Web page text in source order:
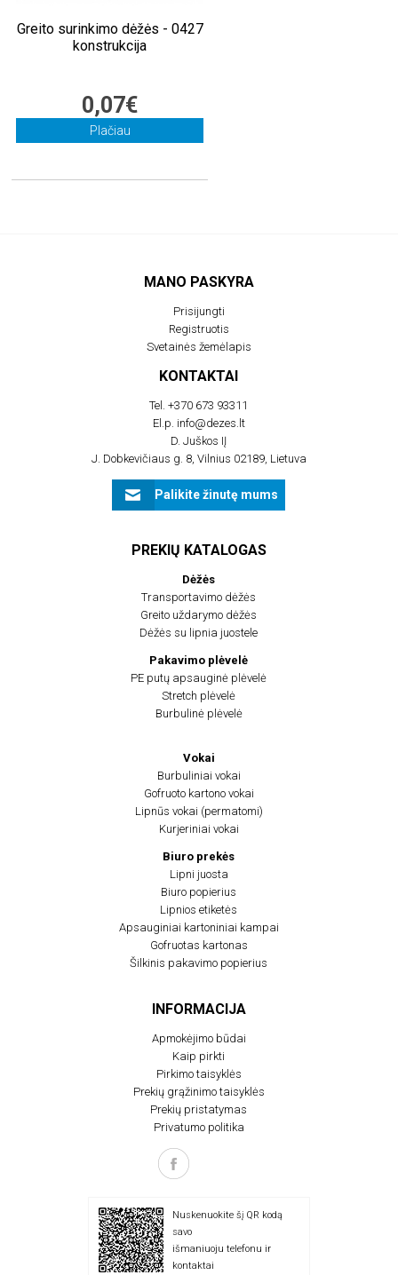
Greito surinkimo dėžės - 0427
konstrukcija
0,07€
Plačiau
MANO PASKYRA
Prisijungti
Registruotis
Svetainės žemėlapis
KONTAKTAI
Tel.+370 673 93311
El.p. info@dezes.lt
D. Juškos IĮ
J. Dobkevičiaus g. 8, Vilnius 02189, Lietuva
Palikite žinutę mums
PREKIŲ KATALOGAS
Dėžės
Transportavimo dėžės
Greito uždarymo dėžės
Dėžės su lipnia juostele
Pakavimo plėvelė
PE putų apsauginė plėvelė
Stretch plėvelė
Burbulinė plėvelė
Vokai
Burbuliniai vokai
Gofruoto kartono vokai
Lipnūs vokai (permatomi)
Kurjeriniai vokai
Biuro prekės
Lipni juosta
Biuro popierius
Lipnios etiketės
Apsauginiai kartoniniai kampai
Gofruotas kartonas
Šilkinis pakavimo popierius
INFORMACIJA
Apmokėjimo būdai
Kaip pirkti
Pirkimo taisyklės
Prekių grąžinimo taisyklės
Prekių pristatymas
Privatumo politika
Nuskenuokite šį QR kodą
savo
išmaniuoju telefonu ir
kontaktai